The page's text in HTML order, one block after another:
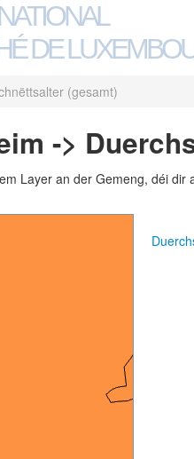
DE
(gesamt)
->
Layer an der Gemeng, déi